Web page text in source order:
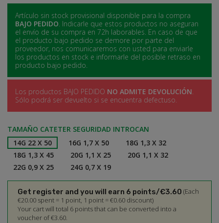
Artículo sin stock provisional disponible para la compra
BAJO PEDIDO. Indicarle que estos productos no aseguran
el envío de su compra en 72h laborables. En caso de que
el producto bajo pedido se demore por parte del
proveedor, nos comunicaremos con usted para enviarle
los productos en stock e informarle del posible retraso en
producto bajo pedido.
Los productos BAJO PEDIDO NO ADMITE DEVOLUCIÓN.
Sólo podrá ser devuelto si se encuentra defectuso.
TAMAÑO CATETER SEGURIDAD INTROCAN
14G 22 X 50
16G 1,7 X 50
18G 1,3 X 32
18G 1,3 X 45
20G 1,1 X 25
20G 1,1 X 32
22G 0,9 X 25
24G 0,7 X 19
Get register and you will earn 6 points/€3.60 (Each
€20.00 spent = 1 point, 1 point = €0.60 discount)
Your cart will total 6 points that can be converted into a
voucher of €3.60.